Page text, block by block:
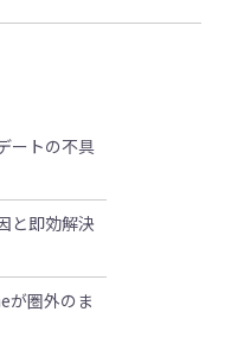
ートの不具
と即効解決
が圏外のま